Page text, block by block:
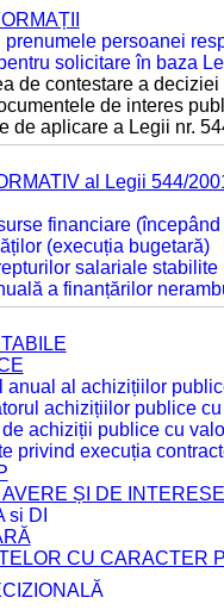
prenumele persoanei
solicitare în baza
de contestare a
de interes
de aplicare a Legii nr.
al Legii 544/
financiare
(execuția bugetară)
salariale
a finanțărilor
anual al achizițiilor
achizițiilor publice
achiziții publice cu
privind execuția
ȘI DE INTERESE
si DI
CU CARACTER